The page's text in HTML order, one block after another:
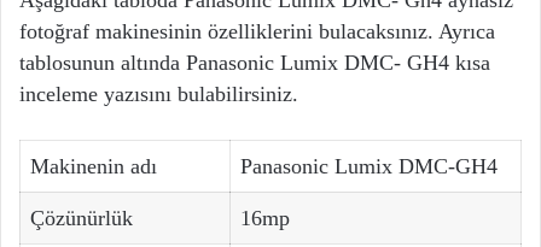
fotoğraf makinesinin özelliklerini bulacaksınız. Ayrıca
tablosunun altında Panasonic Lumix DMC- GH4 kısa
inceleme yazısını bulabilirsiniz.
Makinenin adı Panasonic Lumix DMC-GH4
Çözünürlük 16mp